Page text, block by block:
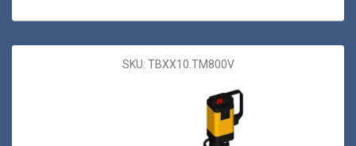
SKU: TBXX10.TM800V